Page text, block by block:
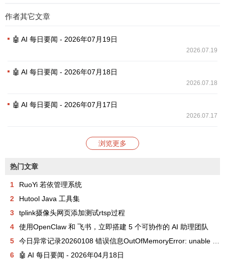
作者其它文章
🤖 AI 每日要闻 - 2026年07月19日
2026.07.19
🤖 AI 每日要闻 - 2026年07月18日
2026.07.18
🤖 AI 每日要闻 - 2026年07月17日
2026.07.17
浏览更多
热门文章
1
RuoYi 若依管理系统
2
Hutool Java 工具集
3
tplink摄像头网页添加测试rtsp过程
4
使用OpenClaw 和 飞书，立即搭建 5 个可协作的 AI 助理团队
5
今日异常记录20260108 错误信息OutOfMemoryError: unable to create new native thread
6
🤖 AI 每日要闻 - 2026年04月18日